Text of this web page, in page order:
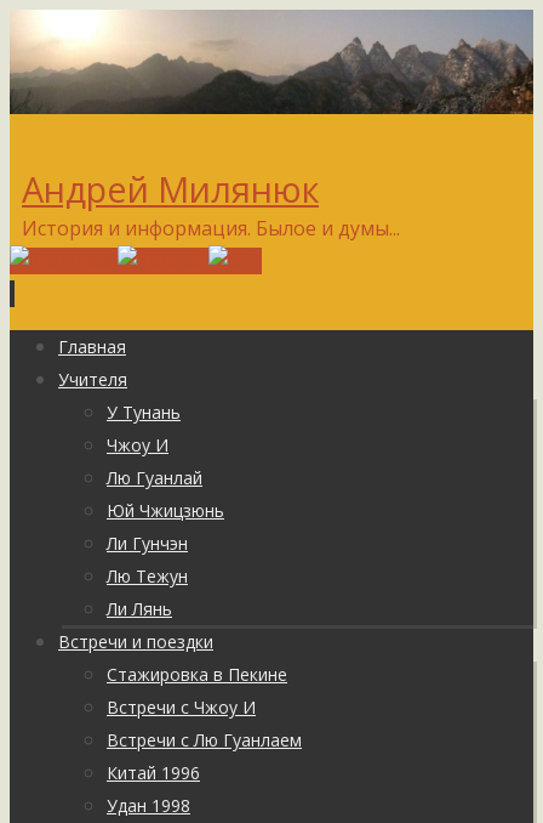
Андрей Милянюк
История и информация. Былое и думы...
Перейти
содержимому
Главная
Учителя
У Тунань
Чжоу И
Лю Гуанлай
Юй Чжицзюнь
Ли Гунчэн
Лю Тежун
Ли Лянь
Встречи и поездки
Стажировка в Пекине
Встречи с Чжоу И
Встречи с Лю Гуанлаем
Китай 1996
Удан 1998